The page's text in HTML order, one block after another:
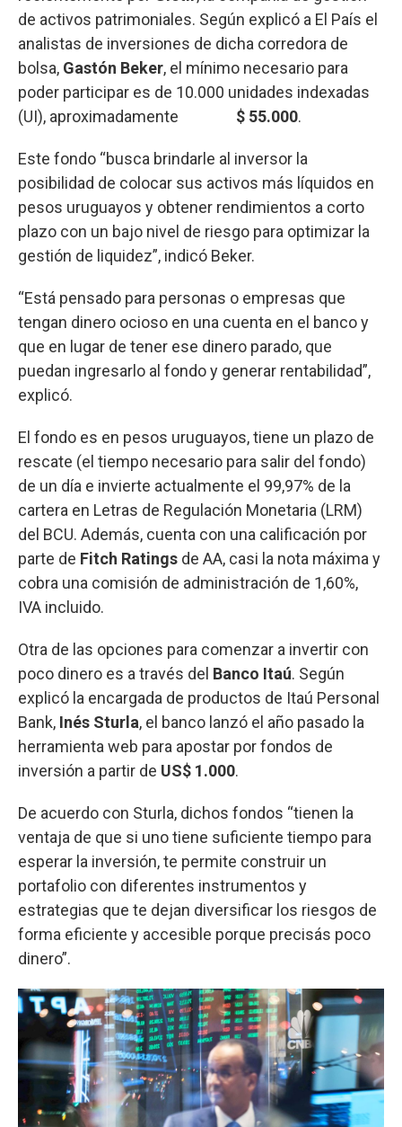
de activos patrimoniales. Según explicó a El País el
analistas de inversiones de dicha corredora de
bolsa, Gastón Beker, el mínimo necesario para
poder participar es de 10.000 unidades indexadas
(UI), aproximadamente $ 55.000.
Este fondo “busca brindarle al inversor la
posibilidad de colocar sus activos más líquidos en
pesos uruguayos y obtener rendimientos a corto
plazo con un bajo nivel de riesgo para optimizar la
gestión de liquidez”, indicó Beker.
“Está pensado para personas o empresas que
tengan dinero ocioso en una cuenta en el banco y
que en lugar de tener ese dinero parado, que
puedan ingresarlo al fondo y generar rentabilidad”,
explicó.
El fondo es en pesos uruguayos, tiene un plazo de
rescate (el tiempo necesario para salir del fondo)
de un día e invierte actualmente el 99,97% de la
cartera en Letras de Regulación Monetaria (LRM)
del BCU. Además, cuenta con una calificación por
parte de Fitch Ratings de AA, casi la nota máxima y
cobra una comisión de administración de 1,60%,
IVA incluido.
Otra de las opciones para comenzar a invertir con
poco dinero es a través del Banco Itaú. Según
explicó la encargada de productos de Itaú Personal
Bank, Inés Sturla, el banco lanzó el año pasado la
herramienta web para apostar por fondos de
inversión a partir de US$ 1.000.
De acuerdo con Sturla, dichos fondos “tienen la
ventaja de que si uno tiene suficiente tiempo para
esperar la inversión, te permite construir un
portafolio con diferentes instrumentos y
estrategias que te dejan diversificar los riesgos de
forma eficiente y accesible porque precisás poco
dinero”.